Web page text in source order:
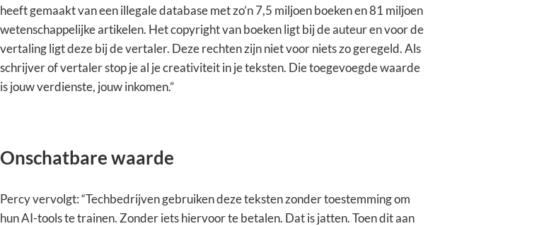
heeft gemaakt van een illegale database met zo’n 7,5 miljoen boeken en 81 miljoen
wetenschappelijke artikelen. Het copyright van boeken ligt bij de auteur en voor de
vertaling ligt deze bij de vertaler. Deze rechten zijn niet voor niets zo geregeld. Als
schrijver of vertaler stop je al je creativiteit in je teksten. Die toegevoegde waarde
is jouw verdienste, jouw inkomen.”
Onschatbare waarde
Percy vervolgt: “Techbedrijven gebruiken deze teksten zonder toestemming om
hun AI-tools te trainen. Zonder iets hiervoor te betalen. Dat is jatten. Toen dit aan